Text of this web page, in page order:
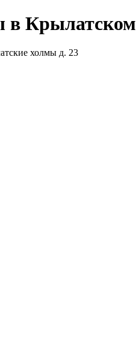
в Крылатском
холмы д. 23